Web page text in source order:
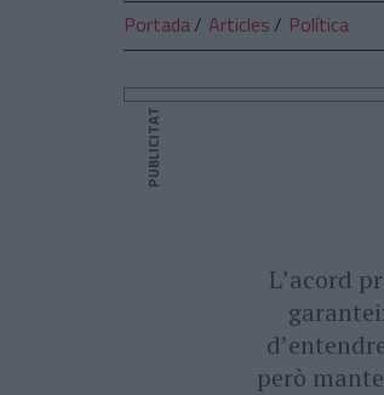
Portada Articles Política
PUBLICITAT
Lʼacord
però